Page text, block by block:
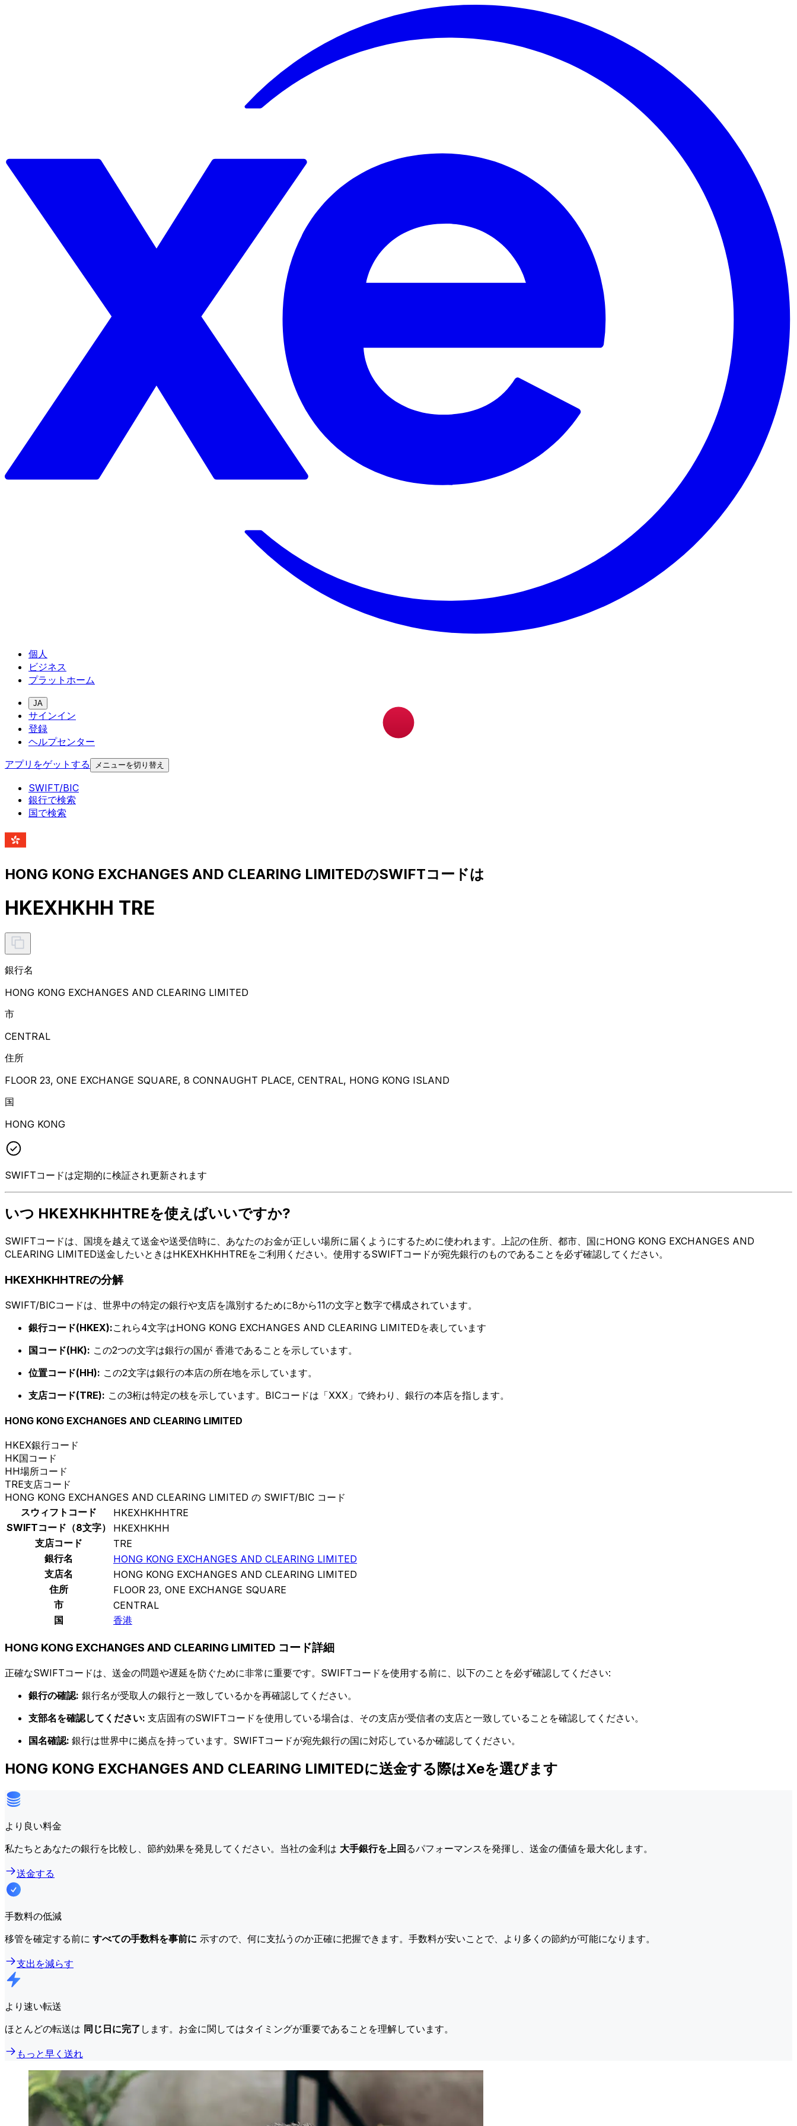
個人
ビジネス
プラットホーム
JA
サインイン
登録
ヘルプセンター
アプリをゲットする
メニューを切り替え
SWIFT/BIC
銀行で検索
国で検索
HONG KONG EXCHANGES AND CLEARING LIMITEDのSWIFTコードは
HKEXHKHH TRE
銀行名
HONG KONG EXCHANGES AND CLEARING LIMITED
市
CENTRAL
住所
FLOOR 23, ONE EXCHANGE SQUARE, 8 CONNAUGHT PLACE, CENTRAL, HONG KONG ISLAND
国
HONG KONG
SWIFTコードは定期的に検証され更新されます
いつ HKEXHKHHTREを使えばいいですか?
SWIFTコードは、国境を越えて送金や送受信時に、あなたのお金が正しい場所に届くようにするために使われます。上記の住所、都市、国にHONG KONG EXCHANGES AND
CLEARING LIMITED送金したいときはHKEXHKHHTREをご利用ください。使用するSWIFTコードが宛先銀行のものであることを必ず確認してください。
HKEXHKHHTREの分解
SWIFT/BICコードは、世界中の特定の銀行や支店を識別するために8から11の文字と数字で構成されています。
銀行コード(HKEX):これら4文字はHONG KONG EXCHANGES AND CLEARING LIMITEDを表しています
国コード(HK): この2つの文字は銀行の国が 香港であることを示しています。
位置コード(HH): この2文字は銀行の本店の所在地を示しています。
支店コード(TRE): この3桁は特定の枝を示しています。BICコードは「XXX」で終わり、銀行の本店を指します。
HONG KONG EXCHANGES AND CLEARING LIMITED
HKEX銀行コード
HK国コード
HH場所コード
TRE支店コード
HONG KONG EXCHANGES AND CLEARING LIMITED の SWIFT/BIC コード
スウィフトコード
HKEXHKHHTRE
SWIFTコード（8文字）
HKEXHKHH
支店コード
TRE
銀行名
HONG KONG EXCHANGES AND CLEARING LIMITED
支店名
HONG KONG EXCHANGES AND CLEARING LIMITED
住所
FLOOR 23, ONE EXCHANGE SQUARE
市
CENTRAL
国
香港
HONG KONG EXCHANGES AND CLEARING LIMITED コード詳細
正確なSWIFTコードは、送金の問題や遅延を防ぐために非常に重要です。SWIFTコードを使用する前に、以下のことを必ず確認してください:
銀行の確認: 銀行名が受取人の銀行と一致しているかを再確認してください。
支部名を確認してください: 支店固有のSWIFTコードを使用している場合は、その支店が受信者の支店と一致していることを確認してください。
国名確認: 銀行は世界中に拠点を持っています。SWIFTコードが宛先銀行の国に対応しているか確認してください。
HONG KONG EXCHANGES AND CLEARING LIMITEDに送金する際はXeを選びます
より良い料金
私たちとあなたの銀行を比較し、節約効果を発見してください。当社の金利は 大手銀行を上回るパフォーマンスを発揮し、送金の価値を最大化します。
送金する
手数料の低減
移管を確定する前に すべての手数料を事前に 示すので、何に支払うのか正確に把握できます。手数料が安いことで、より多くの節約が可能になります。
支出を減らす
より速い転送
ほとんどの転送は 同じ日に完了 します。お金に関してはタイミングが重要であることを理解しています。
もっと早く送れ